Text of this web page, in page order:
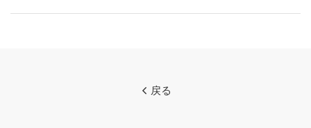
戻る